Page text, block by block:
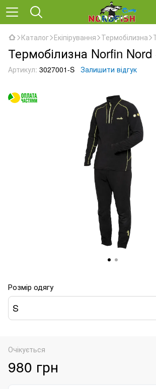
Каталог Екіпірування Термобілизна
Термобілизна Norfin Nord
Артикул: 3027001-S Залишити відгук
Розмір одягу
S
Очікується
980 грн